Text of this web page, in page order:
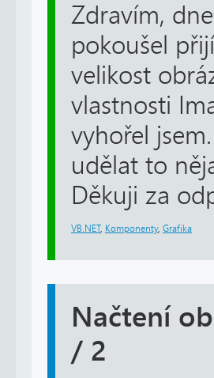
Zdravím,
pokoušel
velikost
vlastnosti
vyhořel
udělat to
Děkuji za
VB.NET, Komponenty, Grafika
Načtení
/ 2